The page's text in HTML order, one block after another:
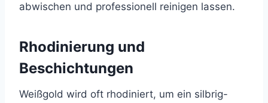
abwischen und professionell reinigen lassen.
Rhodinierung und
Beschichtungen
Weißgold wird oft rhodiniert, um ein silbrig-